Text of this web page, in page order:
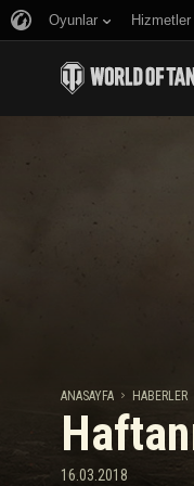
Oyunlar Hizmetler
ANASAYFA HABERLER
16.03.2018